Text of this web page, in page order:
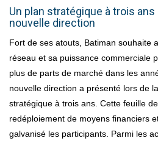
Un plan stratégique à trois
nouvelle direction
Fort de ses atouts, Batiman souhaite
réseau et sa puissance commerciale
plus de parts de marché dans les
nouvelle direction a présenté lors de
stratégique à trois ans. Cette feuille
redéploiement de moyens financiers
galvanisé les participants. Parmi les